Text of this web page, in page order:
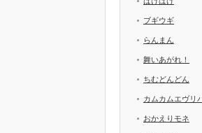
ブギウギ
らんまん
舞いあがれ！
ちむどんどん
カムカムエヴリ
おかえりモネ